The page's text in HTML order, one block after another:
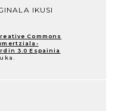
IKUSI
Commons
3.0 Espainia